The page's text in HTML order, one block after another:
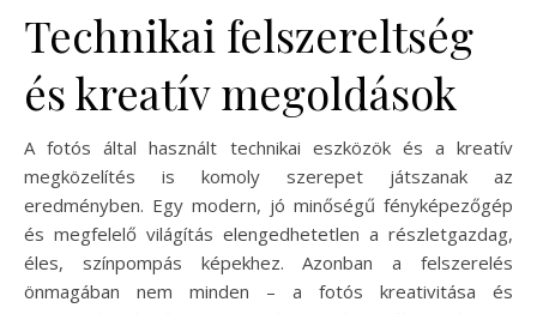
Technikai felszereltség
és kreatív megoldások
A fotós által használt technikai eszközök és a kreatív
megközelítés is komoly szerepet játszanak az
eredményben. Egy modern, jó minőségű fényképezőgép
és megfelelő világítás elengedhetetlen a részletgazdag,
éles, színpompás képekhez. Azonban a felszerelés
önmagában nem minden – a fotós kreativitása és